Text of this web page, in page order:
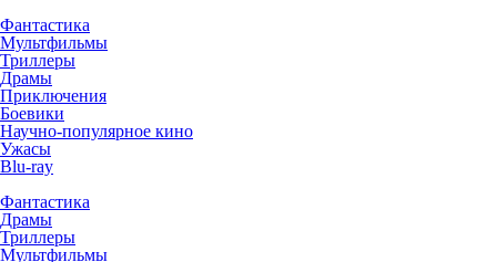
Фантастика
Мультфильмы
Триллеры
Драмы
Приключения
Боевики
Научно-популярное кино
Ужасы
Blu-ray
Фантастика
Драмы
Триллеры
Мультфильмы